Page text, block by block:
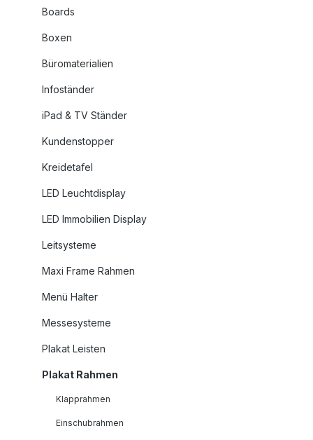
Boards
Boxen
Büromaterialien
Infoständer
iPad & TV Ständer
Kundenstopper
Kreidetafel
LED Leuchtdisplay
LED Immobilien Display
Leitsysteme
Maxi Frame Rahmen
Menü Halter
Messesysteme
Plakat Leisten
Plakat Rahmen
Klapprahmen
Einschubrahmen